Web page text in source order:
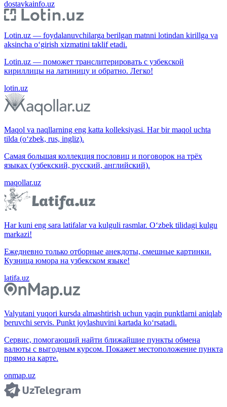
dostavkainfo.uz
Lotin.uz — foydalanuvchilarga berilgan matnni lotindan kirillga va
aksincha o‘girish xizmatini taklif etadi.
Lotin.uz — поможет транслитерировать с узбекской
кириллицы на латиницу и обратно. Легко!
lotin.uz
Maqol va naqllarning eng katta kolleksiyasi. Har bir maqol uchta
tilda (o‘zbek, rus, ingliz).
Самая большая коллекция пословиц и поговорок на трёх
языках (узбекский, русский, английский).
maqollar.uz
Har kuni eng sara latifalar va kulguli rasmlar. O‘zbek tilidagi kulgu
markazi!
Ежедневно только отборные анекдоты, смешные картинки.
Кузница юмора на узбекском языке!
latifa.uz
Valyutani yuqori kursda almashtirish uchun yaqin punktlarni aniqlab
beruvchi servis. Punkt joylashuvini kartada ko‘rsatadi.
Сервис, помогающий найти ближайшие пункты обмена
валюты с выгодным курсом. Покажет местоположение пункта
прямо на карте.
onmap.uz